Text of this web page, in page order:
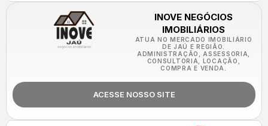
INOVE NEGÓCIOS
IMOBILIÁRIOS
ATUA NO MERCADO IMOBILIÁRIO
DE JAÚ E REGIÃO.
ADMINISTRAÇÃO, ASSESSORIA,
CONSULTORIA, LOCAÇÃO,
COMPRA E VENDA.
ACESSE NOSSO SITE